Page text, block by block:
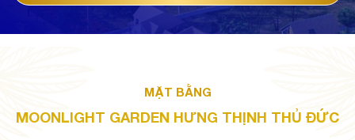
MẶT BẰNG
MOONLIGHT GARDEN HƯNG THỊNH THỦ ĐỨC